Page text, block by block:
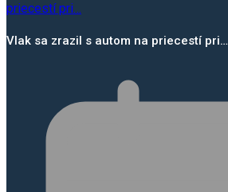
Vlak sa zrazil s autom na priecestí pri…